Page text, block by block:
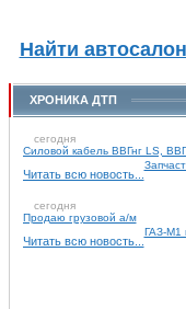
Найти
ХРОНИКА ДТП
сегодня
Силовой кабель ВВГнг LS, ВВГ
Читать всю новость...
сегодня
Продаю грузовой а/м
ГАЗ-М1
Читать всю новость...